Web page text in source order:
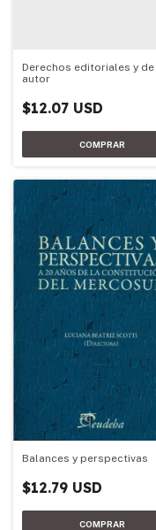
Derechos editoriales y de
autor
$12.07 USD
Balances y perspectivas
$12.79 USD